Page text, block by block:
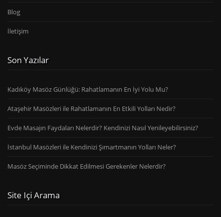
Blog
İletişim
Son Yazılar
Kadıköy Masöz Günlüğü: Rahatlamanın En İyi Yolu Mu?
Ataşehir Masözleri ile Rahatlamanın En Etkili Yolları Nedir?
Evde Masajın Faydaları Nelerdir? Kendinizi Nasıl Yenileyebilirsiniz?
İstanbul Masözleri ile Kendinizi Şımartmanın Yolları Neler?
Masöz Seçiminde Dikkat Edilmesi Gerekenler Nelerdir?
Site Içi Arama